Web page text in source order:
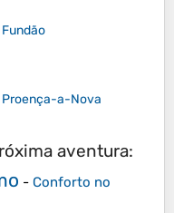
Fundão
Proença-a-Nova
aventura:
- Conforto no